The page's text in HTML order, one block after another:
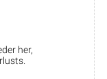
her,